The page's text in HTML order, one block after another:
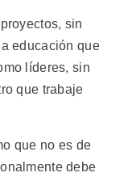
sin
educación que
líderes, sin
que trabaje
que no es de
debe